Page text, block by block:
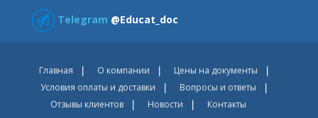
Telegram @Educat_doc
Главная О компании
Цены на документы
Условия оплаты и доставки
Вопросы и ответы
Отзывы клиентов
Новости Контакты